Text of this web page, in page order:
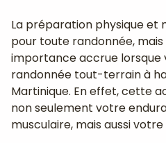
La préparation physique et
pour toute randonnée,
importance accrue lorsque
randonnée tout-terrain à
Martinique. En effet, cette
non seulement votre
musculaire, mais aussi